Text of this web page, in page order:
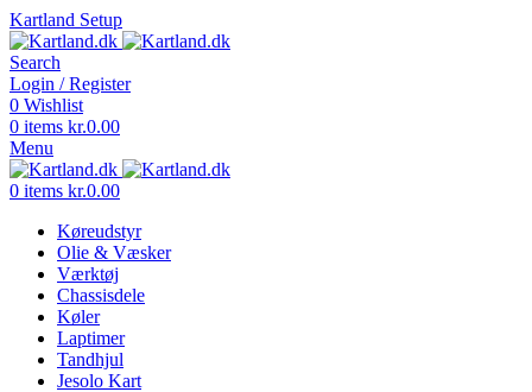
Kartland Setup
Search
Login / Register
0 Wishlist
0 items kr.0.00
Menu
0 items kr.0.00
Køreudstyr
Olie & Væsker
Værktøj
Chassisdele
Køler
Laptimer
Tandhjul
Jesolo Kart